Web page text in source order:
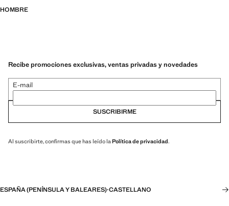
HOMBRE
Recibe promociones exclusivas, ventas privadas y novedades
E-mail
SUSCRIBIRME
Al suscribirte, confirmas que has leído laPolítica de privacidad.
ESPAÑA (PENÍNSULA Y BALEARES)·CASTELLANO